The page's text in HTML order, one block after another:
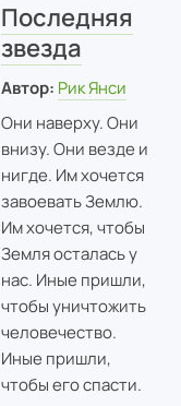
Последняя
звезда
Автор: Рик Янси
Они наверху. Они
внизу. Они везде и
нигде. Им хочется
завоевать Землю.
Им хочется, чтобы
Земля осталась у
нас. Иные пришли,
чтобы уничтожить
человечество.
Иные пришли,
чтобы его спасти.